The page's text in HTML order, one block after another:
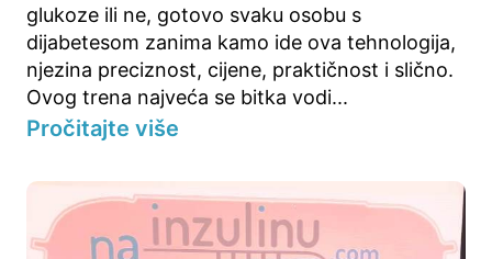
glukoze ili ne, gotovo svaku osobu s
dijabetesom zanima kamo ide ova tehnologija,
njezina preciznost, cijene, praktičnost i slično.
Ovog trena najveća se bitka vodi...
Pročitajte više